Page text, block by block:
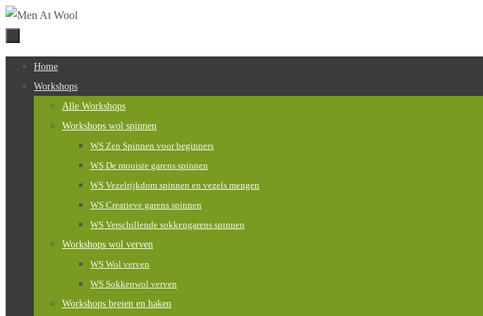
Naar
inhoud
springen
Naar
Home
Workshops
Alle Workshops
Workshops wol spinnen
WS Zen Spinnen voor beginners
WS De mooiste garens spinnen
WS Vezelrijkdom spinnen en vezels mengen
WS Creatieve garens spinnen
WS Verschillende sokkengarens spinnen
Workshops wol verven
WS Wol verven
WS Sokkenwol verven
Workshops breien en haken